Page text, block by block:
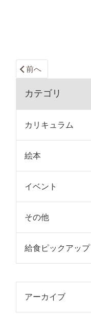
前へ
カテゴリ
カリキュラム
絵本
イベント
その他
給食ピックアップ
アーカイブ